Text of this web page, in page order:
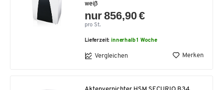
weiß
nur 856,90 €
pro St.
Lieferzeit:innerhalb 1 Woche
Vergleichen Merken